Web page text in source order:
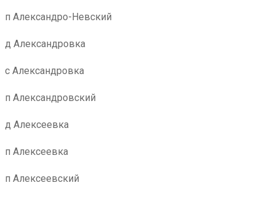
п Александро-Невский
д Александровка
с Александровка
п Александровский
д Алексеевка
п Алексеевка
п Алексеевский